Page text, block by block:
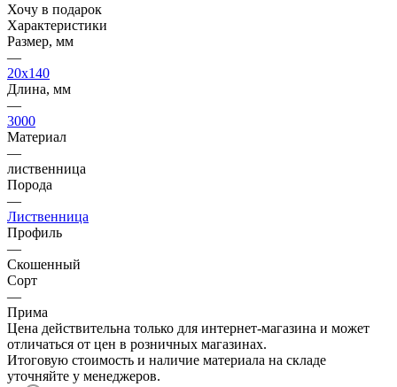
Хочу в подарок
Характеристики
Размер, мм
—
20x140
Длина, мм
—
3000
Материал
—
лиственница
Порода
—
Лиственница
Профиль
—
Скошенный
Сорт
—
Прима
Цена действительна только для интернет-магазина и может
отличаться от цен в розничных магазинах.
Итоговую стоимость и наличие материала на складе
уточняйте у менеджеров.